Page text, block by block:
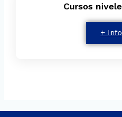
Cursos
+ Info